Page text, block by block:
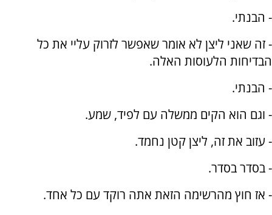
- הבנתי.
- זה שאני ליצן לא אומר שאפשר לזרוק עליי את כל
הבדיחות הלעוסות האלה.
- הבנתי.
- וגם הוא הקים ממשלה עם לפיד, שמע.
- עזוב את זה, ליצן קטן נחמד.
- בסדר בסדר.
- אז חוץ מהרשימה הזאת אתה רוקד עם כל אחד.